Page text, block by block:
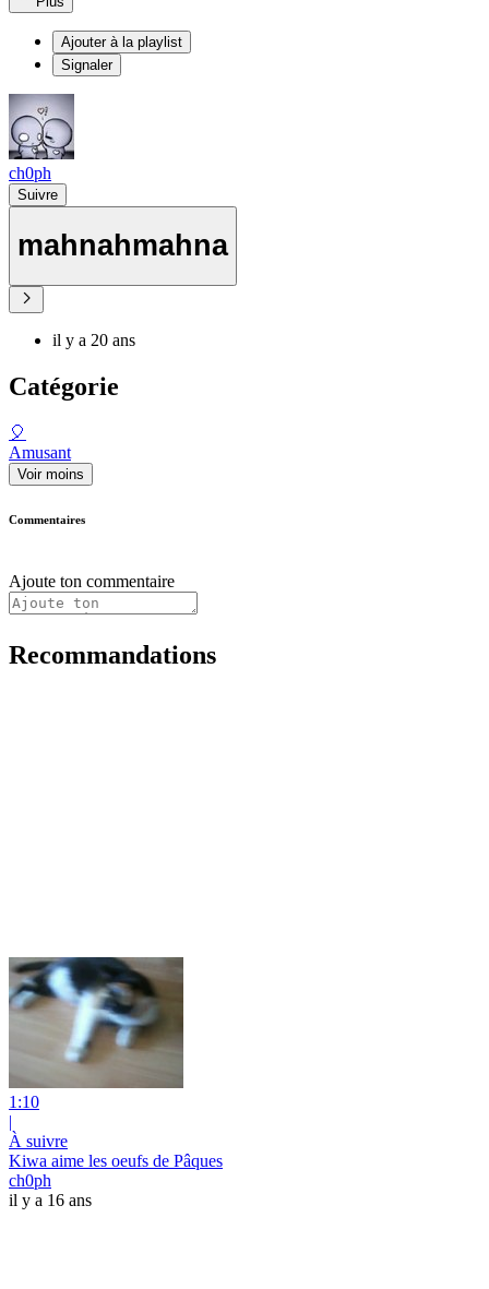
Ajouter à la playlist
Signaler
ch0ph
Suivre
mahnahmahna
il y a 20 ans
Catégorie
🎈
Amusant
Voir moins
Commentaires
Ajoute ton commentaire
Recommandations
1:10
|
À suivre
Kiwa aime les oeufs de Pâques
ch0ph
il y a 16 ans